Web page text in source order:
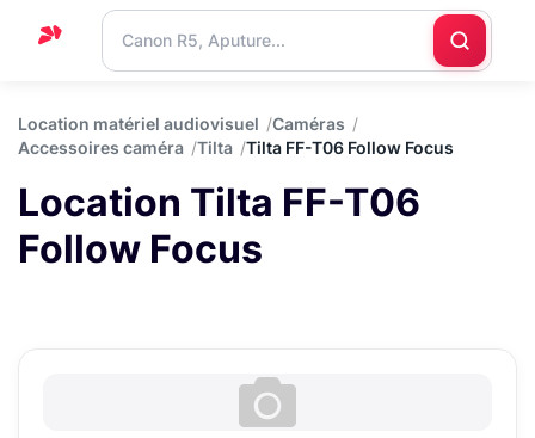
Support
Blog
Nous
contacter
Location matériel audiovisuel
Caméras
Accessoires caméra
Tilta Tilta FF-T06 Follow Focus
Location Tilta FF-T06
Follow Focus